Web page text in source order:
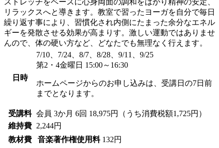
リラックスへと導きます。教室で習ったヨーガを自分で毎日
繰り返す事により、習慣化され内側にたまった余分なエネル
ギーを発散させる効果が高まりす。激しい運動ではありませ
んので、体の硬い方など、どなたでも無理なく行えます。
日時
7/10、7/24、8/7、8/28、9/11、9/25
第2・4金曜日 15:00～16:30
ホームページからのお申し込みは、受講日の7日前
までとなります。
受講料 会員 3か月 6回 18,975円（うち消費税額1,725円）
維持費
2,244円
教材費
音楽著作権使用料 132円